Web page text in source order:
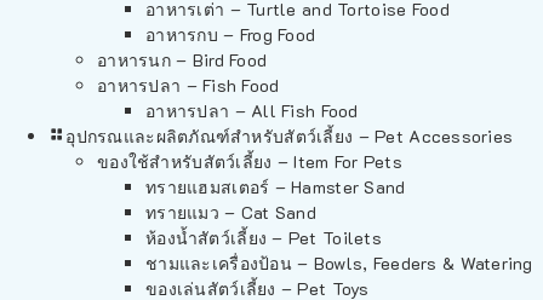
อาหารเต่า – Turtle and Tortoise Food
อาหารกบ – Frog Food
อาหารนก – Bird Food
อาหารปลา – Fish Food
อาหารปลา – All Fish Food
อุปกรณและผลิตภัณฑ์สำหรับสัตว์เลี้ยง – Pet Accessories
ของใช้สำหรับสัตว์เลี้ยง – Item For Pets
ทรายแฮมสเตอร์ – Hamster Sand
ทรายแมว – Cat Sand
ห้องน้ำสัตว์เลี้ยง – Pet Toilets
ชามและเครื่องป้อน – Bowls, Feeders & Watering
ของเล่นสัตว์เลี้ยง – Pet Toys